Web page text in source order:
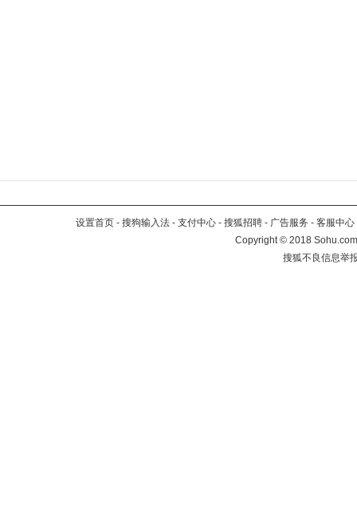
设置首页 - 搜狗输入法 - 支付中心 - 搜狐招聘 - 广告服务 - 客服中心
Copyright©2018
搜狐不良信息举